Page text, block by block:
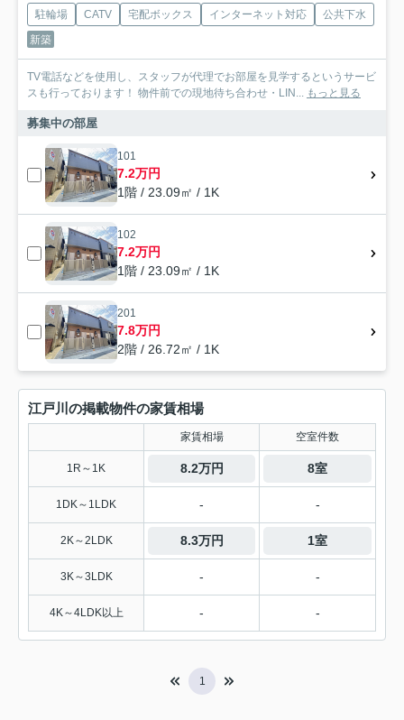
駐輪場 CATV 宅配ボックス インターネット対応
公共下水
新築
TV電話などを使用し、スタッフが代理でお部屋を見学するというサービ
スも行っております！ 物件前での現地待ち合わせ・LIN... もっと見る
募集中の部屋
101
7.2万円
1階 / 23.09㎡ / 1K
102
7.2万円
1階 / 23.09㎡ / 1K
201
7.8万円
2階 / 26.72㎡ / 1K
江戸川の掲載物件の家賃相場
家賃相場 空室件数
1R～1K 8.2万円 8室
1DK～1LDK - -
2K～2LDK 8.3万円 1室
3K～3LDK - -
4K～4LDK以上 - -
1